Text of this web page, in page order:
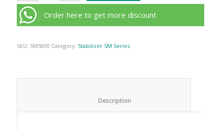
Order here to get more discount
SKU: SM5000 Category: Stabilizer SM Series